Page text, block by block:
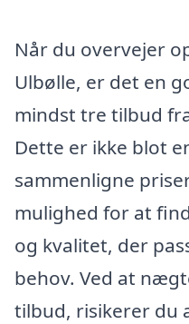
Når du overvejer
Ulbølle, er det en
mindst tre tilbud
Dette er ikke blot
sammenligne
mulighed for at
og kvalitet, der
behov. Ved at
tilbud, risikerer du